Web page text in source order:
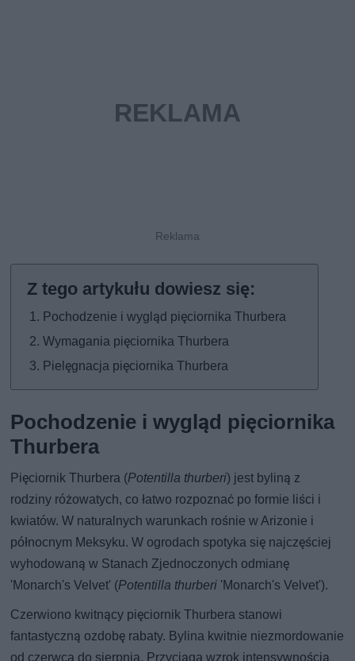
Pochodzenie i wygląd pięciornika Thurbera
Wymagania pięciornika Thurbera
Pielęgnacja pięciornika Thurbera
Pochodzenie i wygląd pięciornika
Thurbera
Pięciornik Thurbera (Potentilla thurberi) jest byliną z
rodziny różowatych, co łatwo rozpoznać po formie liści i
kwiatów. W naturalnych warunkach rośnie w Arizonie i
północnym Meksyku. W ogrodach spotyka się najczęściej
wyhodowaną w Stanach Zjednoczonych odmianę
'Monarch's Velvet' (Potentilla thurberi 'Monarch's Velvet').
Czerwiono kwitnący pięciornik Thurbera stanowi
fantastyczną ozdobę rabaty. Bylina kwitnie niezmordowanie
od czerwca do sierpnia. Przyciąga wzrok intensywnością